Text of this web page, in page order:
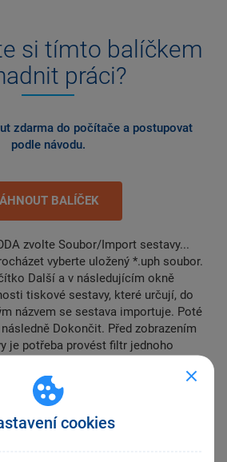
cookies
si tímto balíčkem
práci?
zdarma do počítače a postupovat
podle návodu.
BALÍČEK
zvolte Soubor/Import sestavy...
vyberte uložený *.uph soubor.
Další a v následujícím okně
tiskové sestavy, které určují, do
názvem se sestava importuje. Poté
Dokončit. Před zobrazením
je potřeba provést filtr jednoho
1 záznam.